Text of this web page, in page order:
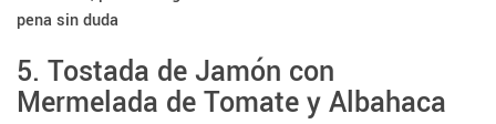
pena sin duda
5. Tostada de Jamón con
Mermelada de Tomate y Albahaca